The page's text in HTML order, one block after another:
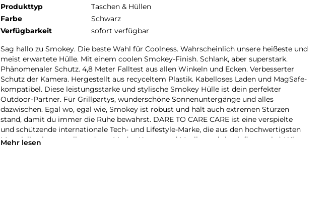
Produkttyp
Taschen & Hüllen
Farbe
Schwarz
Verfügbarkeit
sofort verfügbar
Sag hallo zu Smokey. Die beste Wahl für Coolness. Wahrscheinlich unsere heißeste und
meist erwartete Hülle. Mit einem coolen Smokey-Finish. Schlank, aber superstark.
Phänomenaler Schutz. 4,8 Meter Falltest aus allen Winkeln und Ecken. Verbesserter
Schutz der Kamera. Hergestellt aus recyceltem Plastik. Kabelloses Laden und MagSafe-
kompatibel. Diese leistungsstarke und stylische Smokey Hülle ist dein perfekter
Outdoor-Partner. Für Grillpartys, wunderschöne Sonnenuntergänge und alles
dazwischen. Egal wo, egal wie, Smokey ist robust und hält auch extremen Stürzen
stand, damit du immer die Ruhe bewahrst. DARE TO CARE CARE ist eine verspielte
und schützende internationale Tech- und Lifestyle-Marke, die aus den hochwertigsten
Materialien hergestellt und von Mode-, Kunst- und Musiktrends beeinflusst wird. Wir
Mehr lesen